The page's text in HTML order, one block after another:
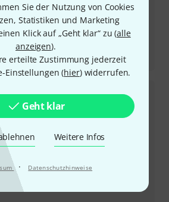
Sie der Nutzung von Cookies
Statistiken und Marketing
Klick auf „Geht klar“ zu (alle
anzeigen).
erteilte Zustimmung jederzeit
Einstellungen (hier) widerrufen.
Geht klar
Weitere Infos
· Datenschutzhinweise